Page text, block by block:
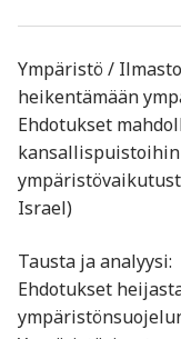
Ympäristö /
heikentämään
Ehdotukset
Israel)
Tausta ja analyysi:
Ehdotukset